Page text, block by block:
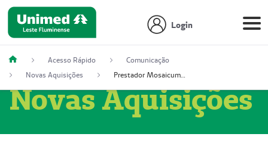
Login
Acesso Rápido
Comunicação
Novas Aquisições
Prestador Mosaicum Espaço Clínico Ltda (51004352-0)
Novas Aquisições